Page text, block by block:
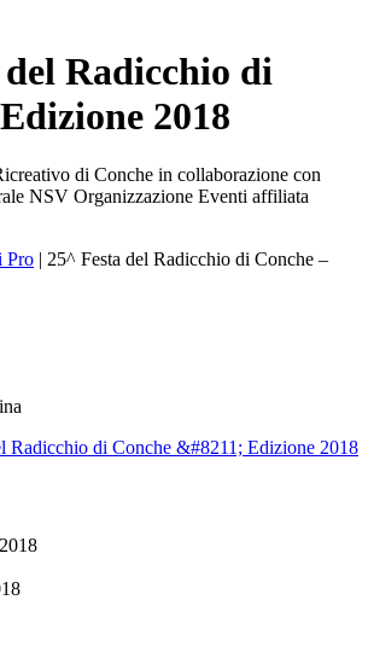
Radicchio di
2018
di Conche in collaborazione con
NSV Organizzazione Eventi affiliata
Pro | 25^ Festa del Radicchio di Conche –